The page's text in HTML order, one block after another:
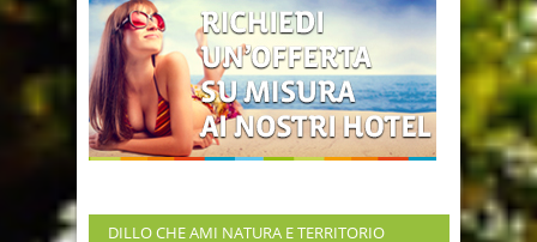
DILLO CHE AMI NATURA E TERRITORIO